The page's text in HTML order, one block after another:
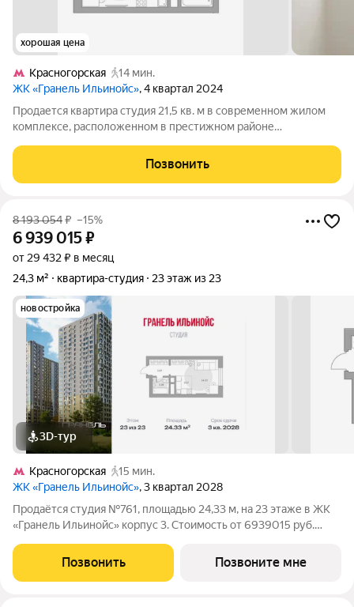
хорошая цена
Красногорская
14 мин.
ЖК «Гранель Ильинойс», 4 квартал 2024
Продается квартира студия 21,5 кв. м в современном жилом
комплексе, расположенном в престижном районе
Семейная ипотека и льготная ипотека. - Рассрочка. Жилой
комплекс сочетает авторские
Позвонить
8 193 054₽ –15%
6 939 015₽
от 29 432 ₽ в месяц
24,3 м²
квартира-студия 23 этаж из 23
новостройка
3D-тур
Красногорская
15 мин.
ЖК «Гранель Ильинойс», 3 квартал 2028
Продаётся студия №761, площадью 24,33 м, на 23 этаже в ЖК
«Гранель Ильинойс» корпус 3. Стоимость от 6939015 руб.
двор. Новый уровень жизни в Красногорске. Проект
впечатляет архитектурой и
Позвонить Позвоните мне